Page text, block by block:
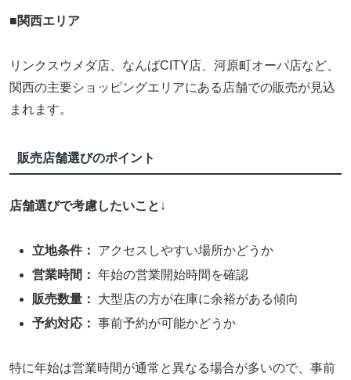
■関西エリア
リンクスウメダ店、なんばCITY店、河原町オーパ店など、
関西の主要ショッピングエリアにある店舗での販売が見込
まれます。
販売店舗選びのポイント
店舗選びで考慮したいこと ↓
立地条件：
アクセスしやすい場所かどうか
営業時間： 年始の営業開始時間を確認
販売数量：
大型店の方が在庫に余裕がある傾向
予約対応： 事前予約が可能かどうか
特に年始は営業時間が通常と異なる場合が多いので、事前